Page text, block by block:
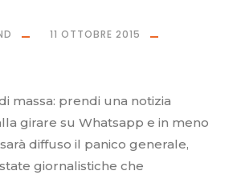
11 OTTOBRE 2015
massa: prendi una notizia
girare su Whatsapp e in meno
diffuso il panico generale,
giornalistiche che